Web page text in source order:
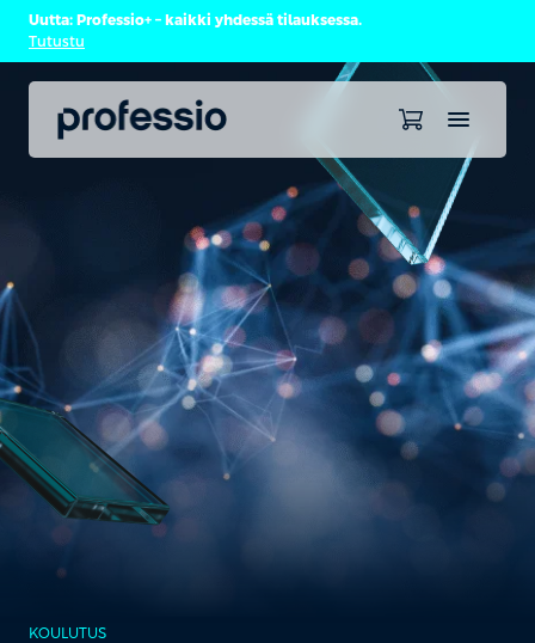
Uutta: Professio+ – kaikki yhdessä tilauksessa.
Tutustu
KOULUTUS